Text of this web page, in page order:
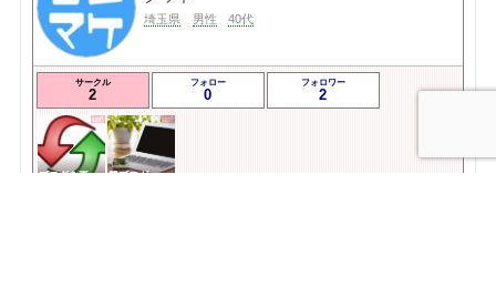
埼玉県 男性 40代
サークル
2
フォロー
0
フォロワー
2
ブログを更新したらここで報告 💙ブロガー応援&更新報告♪💙